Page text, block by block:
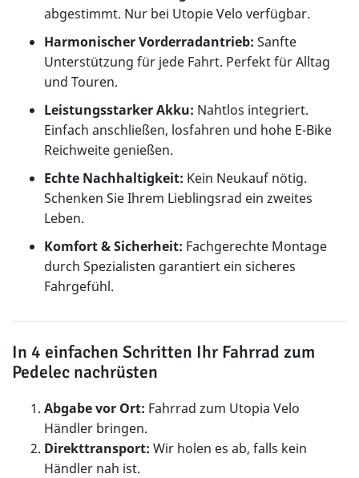
abgestimmt. Nur bei Utopie Velo verfügbar.
Harmonischer Vorderradantrieb: Sanfte
Unterstützung für jede Fahrt. Perfekt für Alltag
und Touren.
Leistungsstarker Akku: Nahtlos integriert.
Einfach anschließen, losfahren und hohe E-Bike
Reichweite genießen.
Echte Nachhaltigkeit: Kein Neukauf nötig.
Schenken Sie Ihrem Lieblingsrad ein zweites
Leben.
Komfort & Sicherheit: Fachgerechte Montage
durch Spezialisten garantiert ein sicheres
Fahrgefühl.
In 4 einfachen Schritten Ihr Fahrrad zum
Pedelec nachrüsten
Abgabe vor Ort: Fahrrad zum Utopia Velo
Händler bringen.
Direkttransport: Wir holen es ab, falls kein
Händler nah ist.